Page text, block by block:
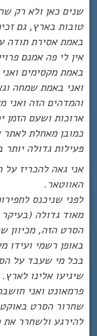
שנים כאן ולא רק
טובות בארץ, גם
באמת אסירת תודה
אין לי פה אמנם
באמת מקסימים
ואני באמת שמחה
והמדהים הזה ואני
ארוכות ושעם הזמן
כמובן מאחלת
פעילות גדולה יותר
אני גאה להכריז
האווטאר.
לפני שניכנס
מאוד גדולה
הסרט הזה, מכיוון
באופן רשמי ועידו
בכל מי שעבד על
שיגיעו אלינו
פרמאונט ואני
שחרור הסרט
להירגע ולשחרר